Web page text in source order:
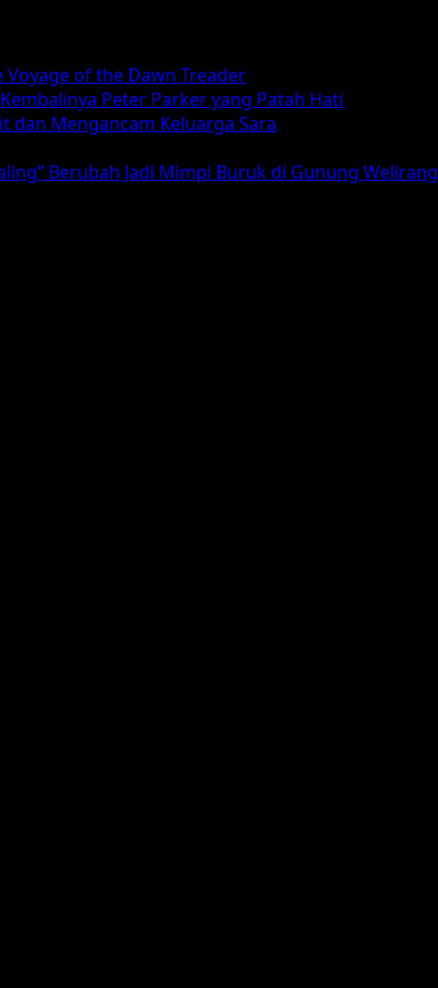
of the Dawn Treader
Peter Parker yang Patah Hati
dan Mengancam Keluarga Sara
Berubah Jadi Mimpi Buruk di Gunung Welirang